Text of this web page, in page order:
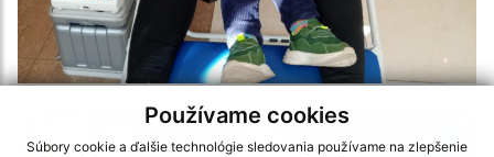
Používame cookies
Súbory cookie a ďalšie technológie sledovania používame na zlepšenie